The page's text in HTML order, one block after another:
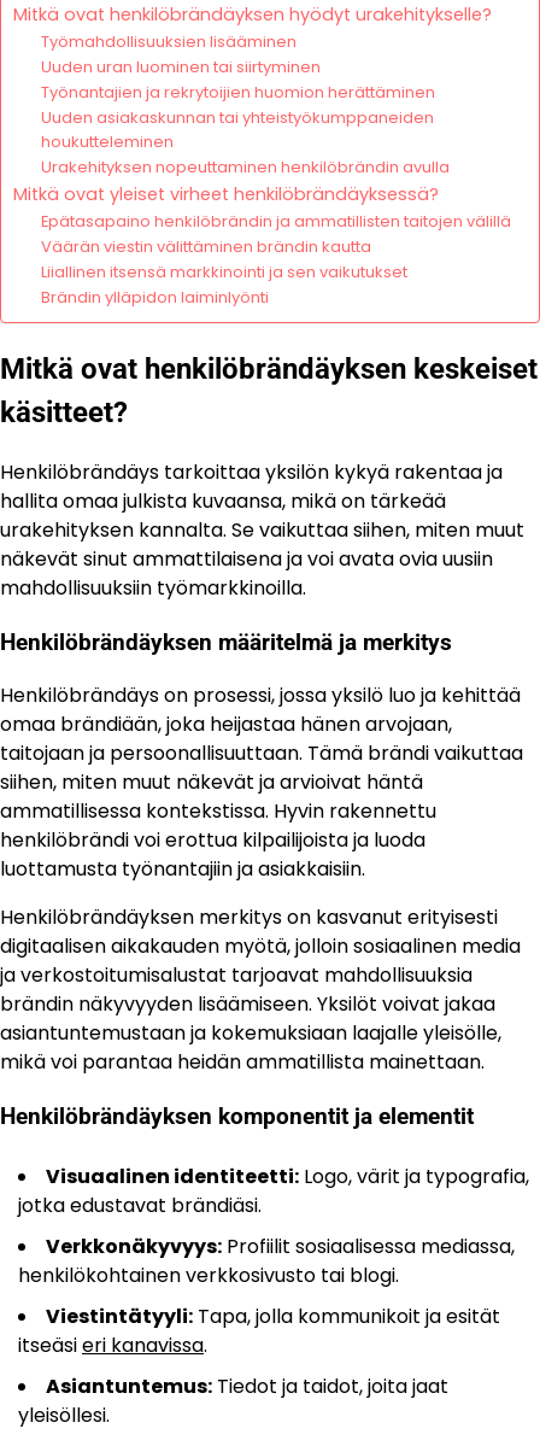
Mitkä ovat henkilöbrändäyksen hyödyt urakehitykselle?
Työmahdollisuuksien lisääminen
Uuden uran luominen tai siirtyminen
Työnantajien ja rekrytoijien huomion herättäminen
Uuden asiakaskunnan tai yhteistyökumppaneiden
houkutteleminen
Urakehityksen nopeuttaminen henkilöbrändin avulla
Mitkä ovat yleiset virheet henkilöbrändäyksessä?
Epätasapaino henkilöbrändin ja ammatillisten taitojen välillä
Väärän viestin välittäminen brändin kautta
Liiallinen itsensä markkinointi ja sen vaikutukset
Brändin ylläpidon laiminlyönti
Mitkä ovat henkilöbrändäyksen keskeiset
käsitteet?
Henkilöbrändäys tarkoittaa yksilön kykyä rakentaa ja
hallita omaa julkista kuvaansa, mikä on tärkeää
urakehityksen kannalta. Se vaikuttaa siihen, miten muut
näkevät sinut ammattilaisena ja voi avata ovia uusiin
mahdollisuuksiin työmarkkinoilla.
Henkilöbrändäyksen määritelmä ja merkitys
Henkilöbrändäys on prosessi, jossa yksilö luo ja kehittää
omaa brändiään, joka heijastaa hänen arvojaan,
taitojaan ja persoonallisuuttaan. Tämä brändi vaikuttaa
siihen, miten muut näkevät ja arvioivat häntä
ammatillisessa kontekstissa. Hyvin rakennettu
henkilöbrändi voi erottua kilpailijoista ja luoda
luottamusta työnantajiin ja asiakkaisiin.
Henkilöbrändäyksen merkitys on kasvanut erityisesti
digitaalisen aikakauden myötä, jolloin sosiaalinen media
ja verkostoitumisalustat tarjoavat mahdollisuuksia
brändin näkyvyyden lisäämiseen. Yksilöt voivat jakaa
asiantuntemustaan ja kokemuksiaan laajalle yleisölle,
mikä voi parantaa heidän ammatillista mainettaan.
Henkilöbrändäyksen komponentit ja elementit
Visuaalinen identiteetti: Logo, värit ja typografia,
jotka edustavat brändiäsi.
Verkkonäkyvyys: Profiilit sosiaalisessa mediassa,
henkilökohtainen verkkosivusto tai blogi.
Viestintätyyli: Tapa, jolla kommunikoit ja esität
itseäsieri kanavissa.
Asiantuntemus: Tiedot ja taidot, joita jaat
yleisöllesi.